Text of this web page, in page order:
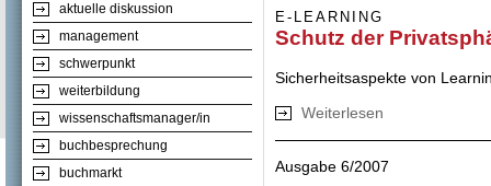
aktuelle diskussion
management
schwerpunkt
weiterbildung
wissenschaftsmanager/in
buchbesprechung
buchmarkt
E-LEARNING
Schutz der
Sicherheitsaspekte von
Weiterlesen
Ausgabe 6/2007